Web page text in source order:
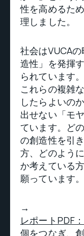
性を高めるた
理しました。
社会はVUCA
造性」を発揮
られています
これらの複雑
したらよいの
出せない「モ
ています。ど
の創造性を引
方、どのよう
か考えている
願っています。
→
レポートPDF
個をつなぎ、